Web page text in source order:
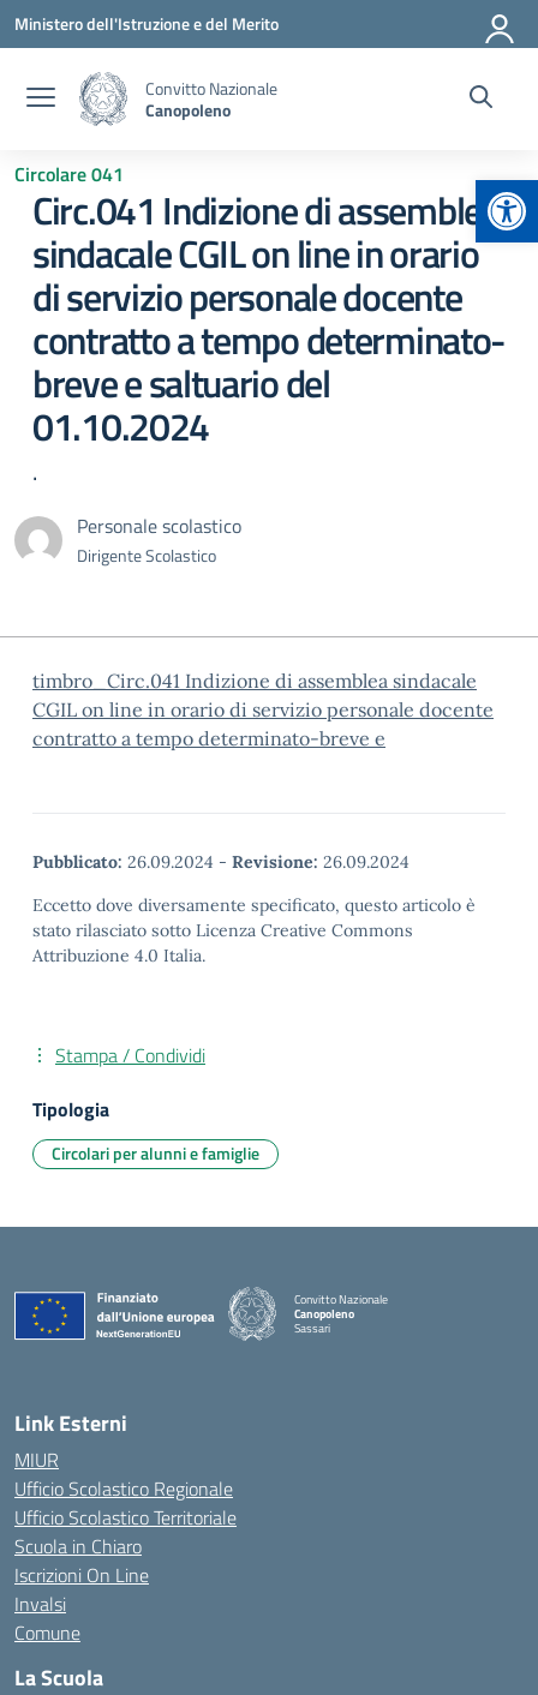
Vai ai contenuti
Vai al menu di navigazione
Vai al footer
Ministero dell'Istruzione e del Merito
Convitto Nazionale
Canopoleno
Circolare 041
Circ.041 Indizione di assemblea
sindacale CGIL on line in orario
di servizio personale docente
contratto a tempo determinato-
breve e saltuario del
01.10.2024
.
Personale scolastico
Dirigente Scolastico
timbro_Circ.041 Indizione di assemblea sindacale
CGIL on line in orario di servizio personale docente
contratto a tempo determinato-breve e
Pubblicato: 26.09.2024 - Revisione: 26.09.2024
Eccetto dove diversamente specificato, questo articolo è
stato rilasciato sotto Licenza Creative Commons
Attribuzione 4.0 Italia.
Stampa / Condividi
Tipologia
Circolari per alunni e famiglie
Convitto Nazionale
Canopoleno
Sassari
Link Esterni
MIUR
Ufficio Scolastico Regionale
Ufficio Scolastico Territoriale
Scuola in Chiaro
Iscrizioni On Line
Invalsi
Comune
La Scuola